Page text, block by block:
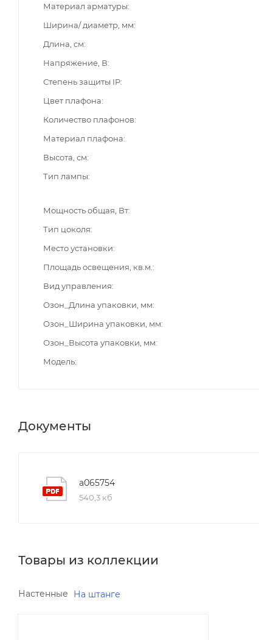
Материал арматуры
Ширина/ диаметр, мм
Длина, см
Напряжение, В
Степень защиты IP
Цвет плафона
Количество плафонов
Материал плафона
Высота, см
Тип лампы
Мощность общая, Вт
Тип цоколя
Место установки
Площадь освещения, кв.м.
Вид управления
Озон_Длина упаковки, мм
Озон_Ширина упаковки, мм
Озон_Высота упаковки, мм
Модель
Документы
a065754
540,3 кб
Товары из коллекции
Настенные На штанге